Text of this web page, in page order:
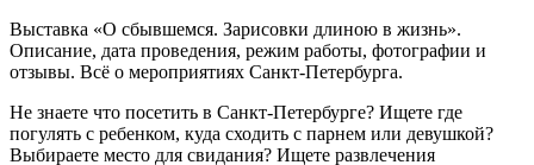
Выставка «О сбывшемся. Зарисовки длиною в жизнь».
Описание, дата проведения, режим работы, фотографии и
отзывы. Всё о мероприятиях Санкт-Петербурга.
Не знаете что посетить в Санкт-Петербурге? Ищете где
погулять с ребенком, куда сходить с парнем или девушкой?
Выбираете место для свидания? Ищете развлечения